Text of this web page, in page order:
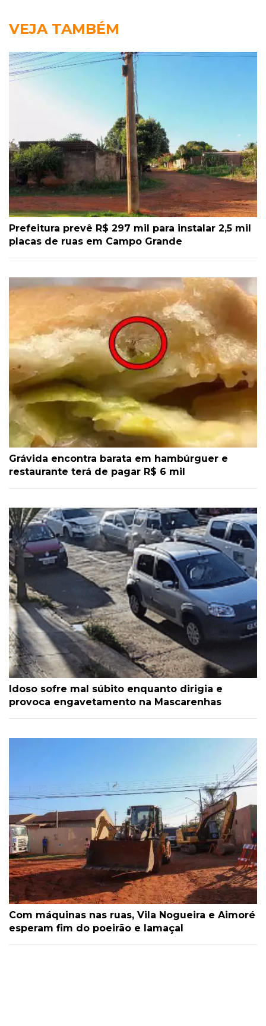
VEJA TAMBÉM
Prefeitura prevê R$ 297 mil para instalar 2,5 mil
placas de ruas em Campo Grande
Grávida encontra barata em hambúrguer e
restaurante terá de pagar R$ 6 mil
Idoso sofre mal súbito enquanto dirigia e
provoca engavetamento na Mascarenhas
Com máquinas nas ruas, Vila Nogueira e Aimoré
esperam fim do poeirão e lamaçal